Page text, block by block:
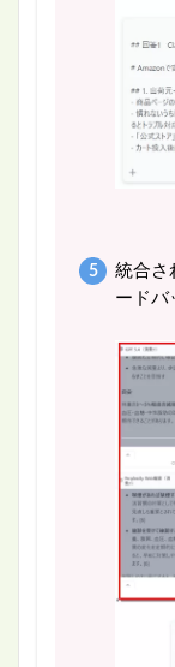
統合さ
ードバ